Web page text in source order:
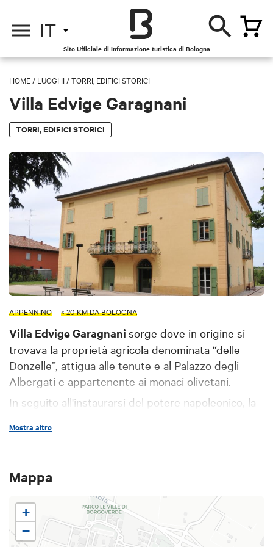
IT
Sito Ufficiale di Informazione turistica di Bologna
HOME / LUOGHI /TORRI, EDIFICI STORICI
Villa Edvige Garagnani
TORRI, EDIFICI STORICI
APPENNINO < 20 KM DA BOLOGNA
Villa Edvige Garagnani sorge dove in origine si
trovava la proprietà agricola denominata “delle
Donzelle”, attigua alle tenute e al Palazzo degli
Albergati e appartenente ai monaci olivetani.
In seguito all'instaurarsi del potere napoleonico, la
quando il nobile Paolo Baldi Randi la comprò
famiglia Garagnani fino al 1971 quando fu acquistata
dal Comune di Zola Predosa.
La Villa era nota come la “Villa dei Sindaci” per via
degli incarichi pubblici ricoperti da Ferdinando
Mostra altro
Mappa
+
−